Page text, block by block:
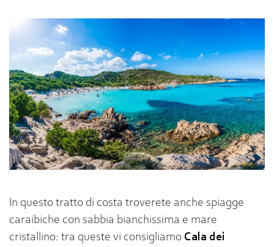
In questo tratto di costa troverete anche spiagge
caraibiche con sabbia bianchissima e mare
cristallino: tra queste vi consigliamo Cala dei